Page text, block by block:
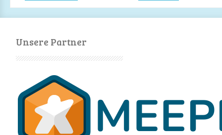
Unsere Partner